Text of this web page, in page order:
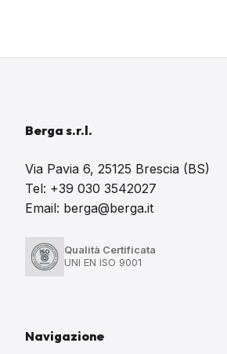
Berga s.r.l.
Via Pavia 6, 25125 Brescia (BS)
Tel: +39 030 3542027
Email: berga@berga.it
Qualità Certificata
UNI EN ISO 9001
Navigazione